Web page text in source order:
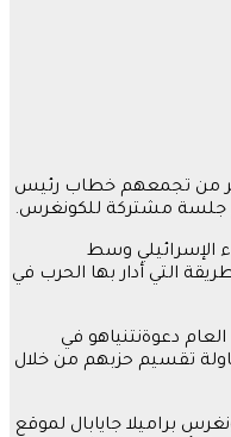
من تجمعهم خطاب رئيس
جلسة مشتركة للكونغرس.
الإسرائيلي وسط
التي أدار بها الحرب في
دعوةنتنياهو في
تقسيم حزبهم من خلال
براميلا جايابال لموقع